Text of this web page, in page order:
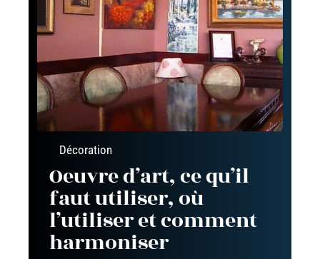
Décoration
Oeuvre d’art, ce qu’il
faut utiliser, où
l’utiliser et comment
harmoniser